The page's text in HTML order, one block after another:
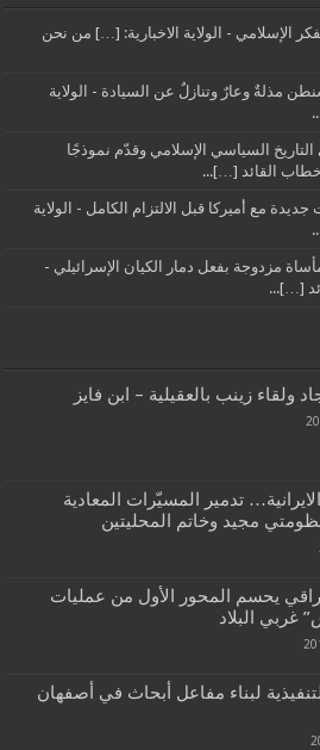
الإسلامي - الولاية الاخبارية: […] من نحن
مذلةٌ وعارٌ وتنازلٌ عن السيادة - الولاية
السياسي الإسلامي وقدّم نموذجًا
*خطاب القائد […]...
جديدة مع أميركا قبل الالتزام الكامل - الولاية
مزدوجة بفعل دمار الكيان الإسرائيلي -
[…]...
ولقاء زينب بالعقيلية – ابن فايز
تدمير المسيّرات المعادية
مجيد وخاتم المحليتين
يحسم المحور الأول من عمليات
غربي البلاد
لبناء مفاعل أبحاث في أصفهان